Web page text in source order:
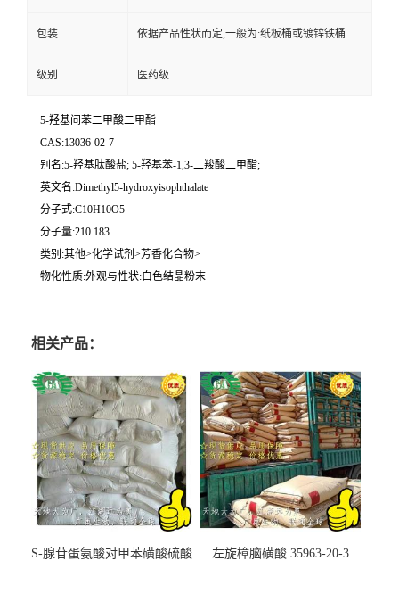
包装 依据产品性状而定,一般为:纸板桶或镀锌铁桶
级别 医药级
5-羟基间苯二甲酸二甲酯
CAS:13036-02-7
别名:5-羟基肽酸盐; 5-羟基苯-1,3-二羧酸二甲酯;
英文名:Dimethyl5-hydroxyisophthalate
分子式:C10H10O5
分子量:210.183
类别:其他>化学试剂>芳香化合物>
物化性质:外观与性状:白色结晶粉末
相关产品：
S-腺苷蛋氨酸对甲苯磺酸硫酸
左旋樟脑磺酸 35963-20-3